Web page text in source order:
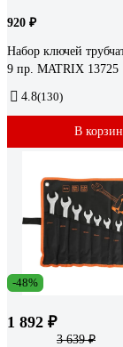
920 ₽
Набор ключей
9 пр. MATRIX 13725
4.8(130)
В
-48%
1 892 ₽
3 639 ₽